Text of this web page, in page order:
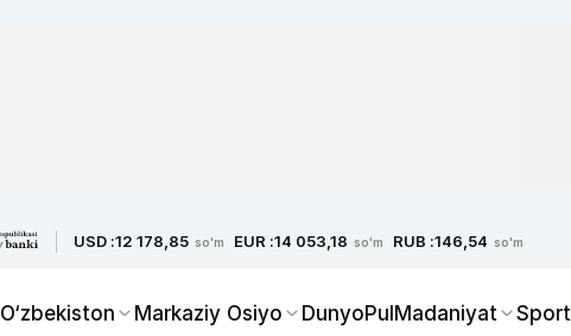
USD :12 178,85 so'm EUR :14 053,18 so'm RUB :146,54 so'm
O‘zbekiston Markaziy Osiyo DunyoPulMadaniyat Sport